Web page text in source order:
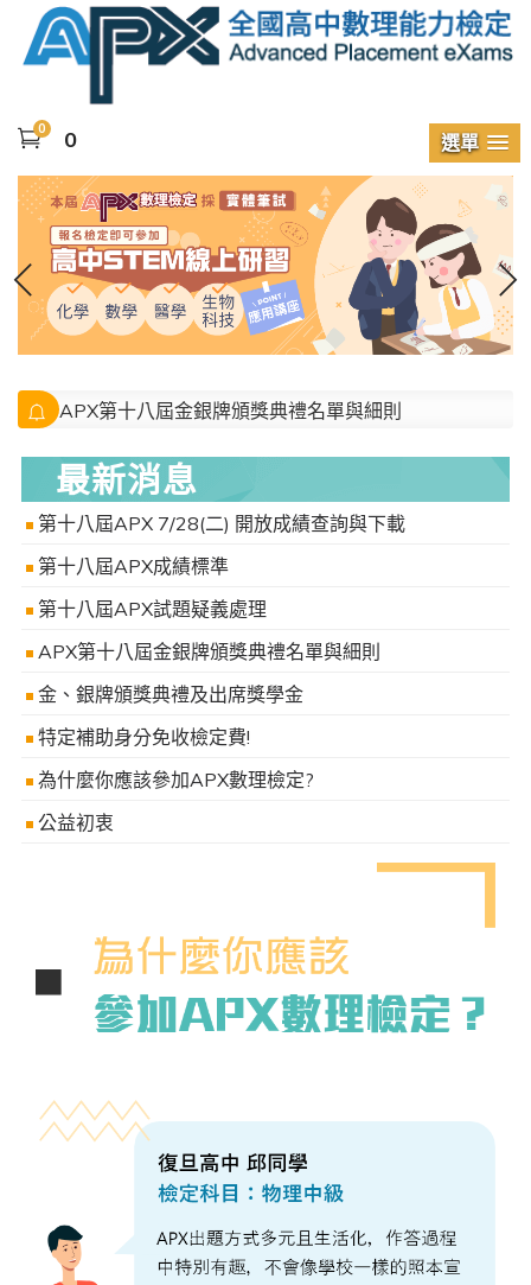
0 0 選單
7/28(二) 開放成績查詢與下載
APX第十八屆金銀牌頒獎典禮名單與細則
最新消息
第十八屆APX 7/28(二) 開放成績查詢與下載
第十八屆APX成績標準
第十八屆APX試題疑義處理
APX第十八屆金銀牌頒獎典禮名單與細則
金、銀牌頒獎典禮及出席獎學金
特定補助身分免收檢定費!
為什麼你應該參加APX數理檢定?
公益初衷